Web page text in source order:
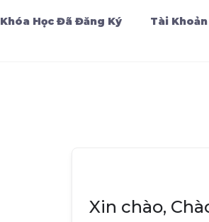
Khóa Học Đã Đăng Ký Tài
Xin chào,